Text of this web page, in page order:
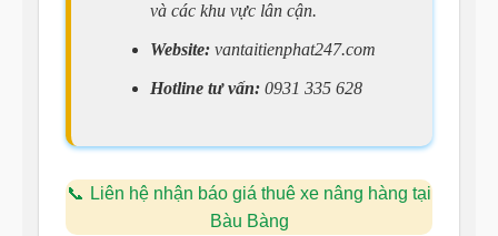
và các khu vực lân cận.
Website:vantaitienphat247.com
Hotline tư vấn:0931 335 628
Liên hệ nhận báo giá thuê xe nâng hàng tại
Bàu Bàng